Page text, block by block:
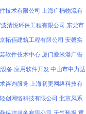
技术有限公司 上海广楠物流有
清悦环保工程有限公司 东莞市
拓佰建筑工程有限公司 安磬实
软件技术中心 厦门爱米瀑广告
备 应用软件开发 中山市中力达
咨询服务 上海初更网络科技有
创网络科技有限公司 北京凤系